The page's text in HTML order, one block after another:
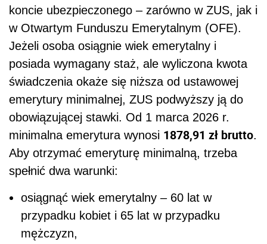
koncie ubezpieczonego – zarówno w ZUS, jak i
w Otwartym Funduszu Emerytalnym (OFE).
Jeżeli osoba osiągnie wiek emerytalny i
posiada wymagany staż, ale wyliczona kwota
świadczenia okaże się niższa od ustawowej
emerytury minimalnej, ZUS podwyższy ją do
obowiązującej stawki. Od 1 marca 2026 r.
minimalna emerytura wynosi 1878,91 zł brutto.
Aby otrzymać emeryturę minimalną, trzeba
spełnić dwa warunki:
osiągnąć wiek emerytalny – 60 lat w
przypadku kobiet i 65 lat w przypadku
mężczyzn,